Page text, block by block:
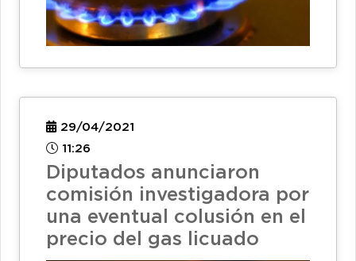
29/04/2021
11:26
Diputados anunciaron
comisión investigadora por
una eventual colusión en el
precio del gas licuado